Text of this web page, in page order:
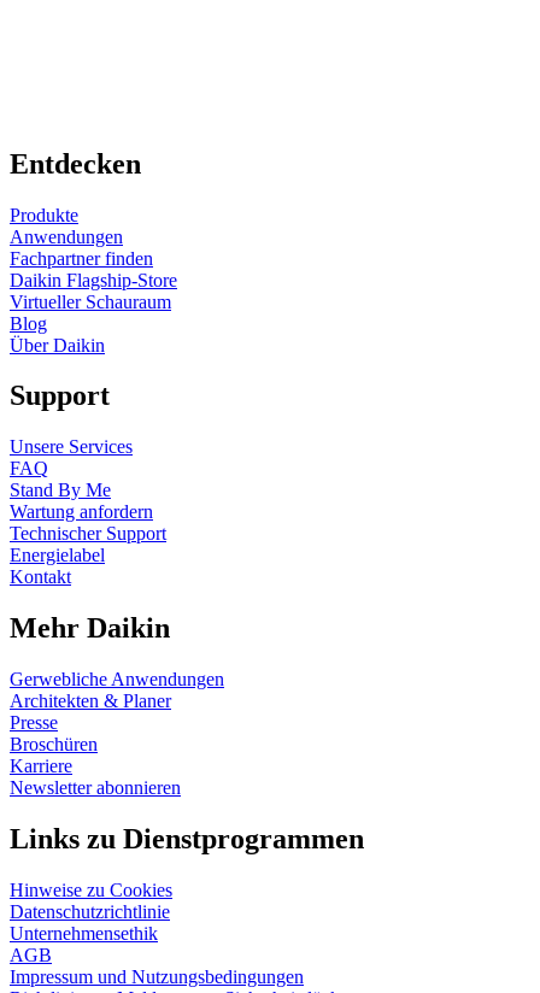
Entdecken
Produkte
Anwendungen
Fachpartner finden
Daikin Flagship-Store
Virtueller Schauraum
Blog
Über Daikin
Support
Unsere Services
FAQ
Stand By Me
Wartung anfordern
Technischer Support
Energielabel
Kontakt
Mehr Daikin
Gerwebliche Anwendungen
Architekten & Planer
Presse
Broschüren
Karriere
Newsletter abonnieren
Links zu Dienstprogrammen
Hinweise zu Cookies
Datenschutzrichtlinie
Unternehmensethik
AGB
Impressum und Nutzungsbedingungen